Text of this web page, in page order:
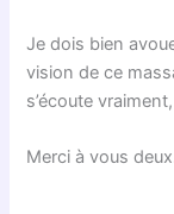
Je dois bien
vision de ce
s’écoute
Merci à vous